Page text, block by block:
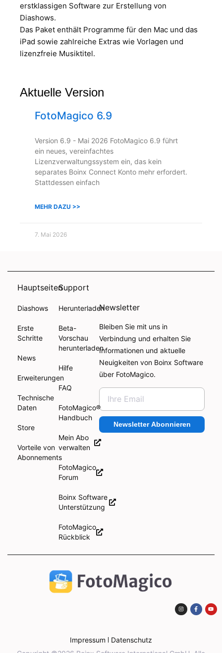
erstklassigen Software zur Erstellung von
Diashows.
Das Paket enthält Programme für den Mac und das
iPad sowie zahlreiche Extras wie Vorlagen und
lizenzfreie Musiktitel.
Aktuelle Version
FotoMagico 6.9
Version 6.9 - Mai 2026 FotoMagico 6.9 führt
ein neues, vereinfachtes
Lizenzverwaltungssystem ein, das kein
separates Boinx Connect Konto mehr erfordert.
Stattdessen einfach
MEHR DAZU >>
7. Mai 2026
Hauptseiten
Diashows
Erste
Schritte
News
Erweiterungen
Technische
Daten
Store
Vorteile von
Abonnements
Support
Herunterladen
Beta-
Vorschau
herunterladen
Hilfe
FAQ
FotoMagico®
Handbuch
Mein Abo
verwalten
FotoMagico
Forum
Boinx Software
Unterstützung
FotoMagico
Rückblick
Newsletter
Bleiben Sie mit uns in
Verbindung und erhalten Sie
Informationen und aktuelle
Neuigkeiten von Boinx Software
über FotoMagico.
Newsletter Abonnieren
Impressum
Datenschutz